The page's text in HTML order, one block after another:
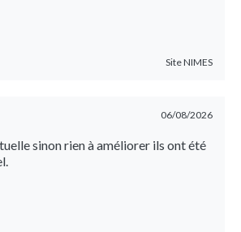
SiteNIMES
06/08/2026
sinon rien à améliorer ils ont été